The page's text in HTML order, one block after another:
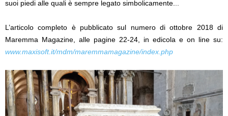
suoi piedi alle quali è sempre legato simbolicamente...
L’articolo completo è pubblicato sul numero di ottobre 2018 di
Maremma Magazine, alle pagine 22-24, in edicola e on line su:
www.maxisoft.it/mdm/maremmamagazine/index.php